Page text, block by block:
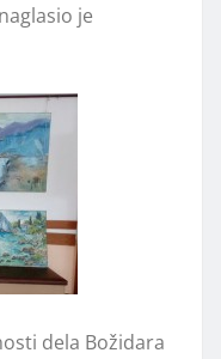
naglasio je
dela Božidara